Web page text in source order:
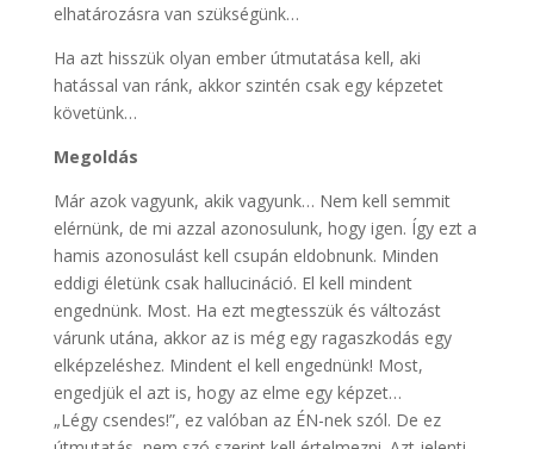
elhatározásra van szükségünk…
Ha azt hisszük olyan ember útmutatása kell, aki
hatással van ránk, akkor szintén csak egy képzetet
követünk…
Megoldás
Már azok vagyunk, akik vagyunk… Nem kell semmit
elérnünk, de mi azzal azonosulunk, hogy igen. Így ezt a
hamis azonosulást kell csupán eldobnunk. Minden
eddigi életünk csak hallucináció. El kell mindent
engednünk. Most. Ha ezt megtesszük és változást
várunk utána, akkor az is még egy ragaszkodás egy
elképzeléshez. Mindent el kell engednünk! Most,
engedjük el azt is, hogy az elme egy képzet…
„Légy csendes!”, ez valóban az ÉN-nek szól. De ez